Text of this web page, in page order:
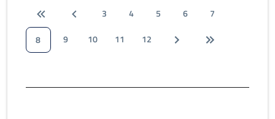
3 4 5 6
7
8
9 10 11 12